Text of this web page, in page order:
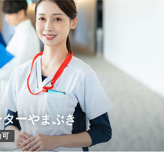
ーやまぶき
可